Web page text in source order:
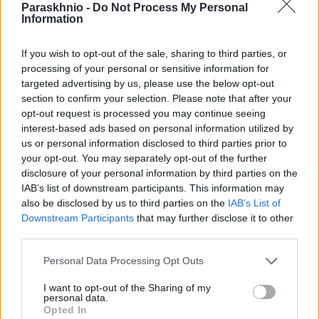
Paraskhnio - Do Not Process My Personal
Information
If you wish to opt-out of the sale, sharing to third parties, or
processing of your personal or sensitive information for
targeted advertising by us, please use the below opt-out
section to confirm your selection. Please note that after your
opt-out request is processed you may continue seeing
interest-based ads based on personal information utilized by
us or personal information disclosed to third parties prior to
your opt-out. You may separately opt-out of the further
disclosure of your personal information by third parties on the
IAB’s list of downstream participants. This information may
also be disclosed by us to third parties on the IAB’s List of
Downstream Participants that may further disclose it to other
Please note that this website/app uses one or more Google
not limited to your visit or usage behaviour. You may click to
grant or deny consent to Google and its third-party tags to
Personal Data Processing Opt Outs
I want to opt-out of the Sharing of my
personal data.
Opted In
ΠΡΟΗΓΟΎΜΕΝΟ ΆΡΘΡΟ
Βασίλη Καλογήρου
στο λιμάνι του Πειραιά
newsroom
ΣΧΕΤΙΚΑΑΡΘΡΑ